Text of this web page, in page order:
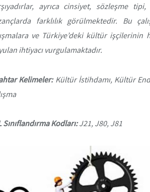
ayrıca cinsiyet, sözleşme
farklılık görülmektedir. Bu
ve Türkiye’deki kültür işçilerinin
ihtiyacı vurgulamaktadır.
Kelimeler: Kültür İstihdamı, Kültür
Sınıflandırma Kodları:J21, J80, J81